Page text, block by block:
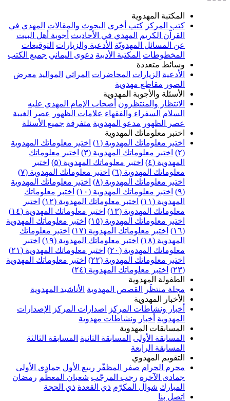
المهدوية
كتب أخرى البحوث والمقالات المهدي في
المهدي في الأحاديث أجوبة أهل البيت
المسائل المهدويّة الأدعية والزيارات التوقيعات
المكتبة الأدبية دعوى اليماني جميع الكتب
متعددة
الزيارات المحاضرات المراثي المواليد معرض
مقاطع مهدوية
والأجوبة المهدوية
والمنتظرون أصحاب الإمام المهدي عليه
السفراء والفقهاء علامات الظهور عصر الغيبة
مدعو المهدوية متفرقة جميع الأسئلة
معلوماتك المهدوية
معلوماتك المهدوية (١)
اختبر معلوماتك المهدوية
اختبر معلوماتك المهدوية (٣)
اختبر معلوماتك
اختبر معلوماتك المهدوية (٥)
اختبر
المهدوية (٦)
اختبر معلوماتك المهدوية (٧)
معلوماتك المهدوية (٨)
اختبر معلوماتك المهدوية
اختبر معلوماتك المهدوية (١٠)
اختبر معلوماتك
اختبر معلوماتك المهدوية (١٢)
اختبر
المهدوية (١٣)
اختبر معلوماتك المهدوية (١٤)
معلوماتك المهدوية (١٥)
اختبر معلوماتك المهدوية
اختبر معلوماتك المهدوية (١٧)
اختبر معلوماتك
اختبر معلوماتك المهدوية (١٩)
اختبر
المهدوية (٢٠)
اختبر معلوماتك المهدوية (٢١)
معلوماتك المهدوية (٢٢)
اختبر معلوماتك المهدوية
اختبر معلوماتك المهدوية (٢٤)
المهدوية
منتظَر
القصص المهدوية الأناشيد المهدوية
المهدوية
ونشاطات المركز اصدارات المركز الإصدارات
أخبار ونشاطات مهدوية
المهدوية
الأولى المسابقة الثانية المسابقة الثالثة
الرابعة
المهدوي
الحرام
صفر المظفّر ربيع الأول جمادى الأولى
رجب المرجّب شعبان المعظّم رمضان
شوال المكرّم ذي القعدة ذي الحجة